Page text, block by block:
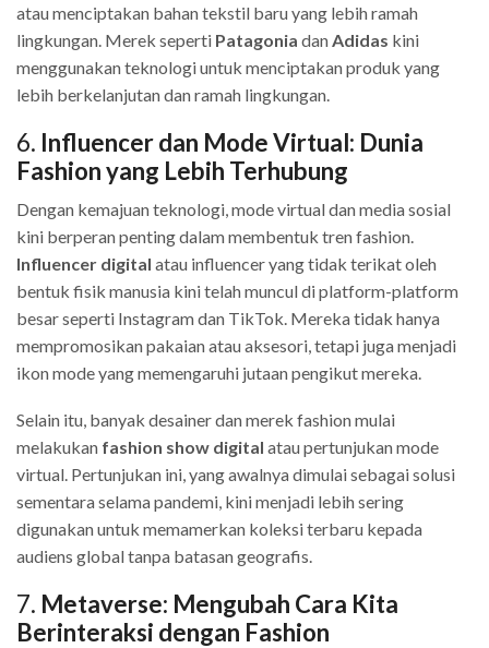
atau menciptakan bahan tekstil baru yang lebih ramah
lingkungan. Merek seperti Patagonia danAdidas kini
menggunakan teknologi untuk menciptakan produk yang
lebih berkelanjutan dan ramah lingkungan.
6. Influencer dan Mode Virtual: Dunia
Fashion yang Lebih Terhubung
Dengan kemajuan teknologi, mode virtual dan media sosial
kini berperan penting dalam membentuk tren fashion.
Influencer digital atau influencer yang tidak terikat oleh
bentuk fisik manusia kini telah muncul di platform-platform
besar seperti Instagram dan TikTok. Mereka tidak hanya
mempromosikan pakaian atau aksesori, tetapi juga menjadi
ikon mode yang memengaruhi jutaan pengikut mereka.
Selain itu, banyak desainer dan merek fashion mulai
melakukan fashion show digital atau pertunjukan mode
virtual. Pertunjukan ini, yang awalnya dimulai sebagai solusi
sementara selama pandemi, kini menjadi lebih sering
digunakan untuk memamerkan koleksi terbaru kepada
audiens global tanpa batasan geografis.
7. Metaverse: Mengubah Cara Kita
Berinteraksi dengan Fashion